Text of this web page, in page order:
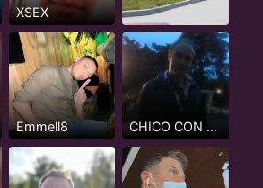
XSEX
Emmell8 CHICO CON CLASE